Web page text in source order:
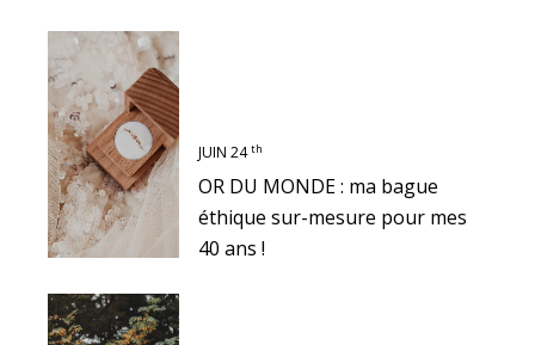
JUIN 24 th
OR DU MONDE : ma bague
éthique sur-mesure pour mes
40 ans !